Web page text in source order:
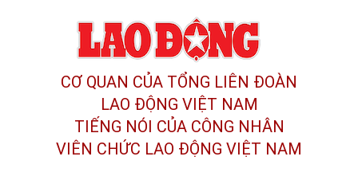
CƠ QUAN CỦA TỔNG LIÊN ĐOÀN
LAO ĐỘNG VIỆT NAM
TIẾNG NÓI CỦA CÔNG NHÂN
VIÊN CHỨC LAO ĐỘNG VIỆT NAM